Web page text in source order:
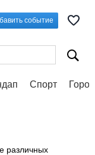
событие
Спорт
различных